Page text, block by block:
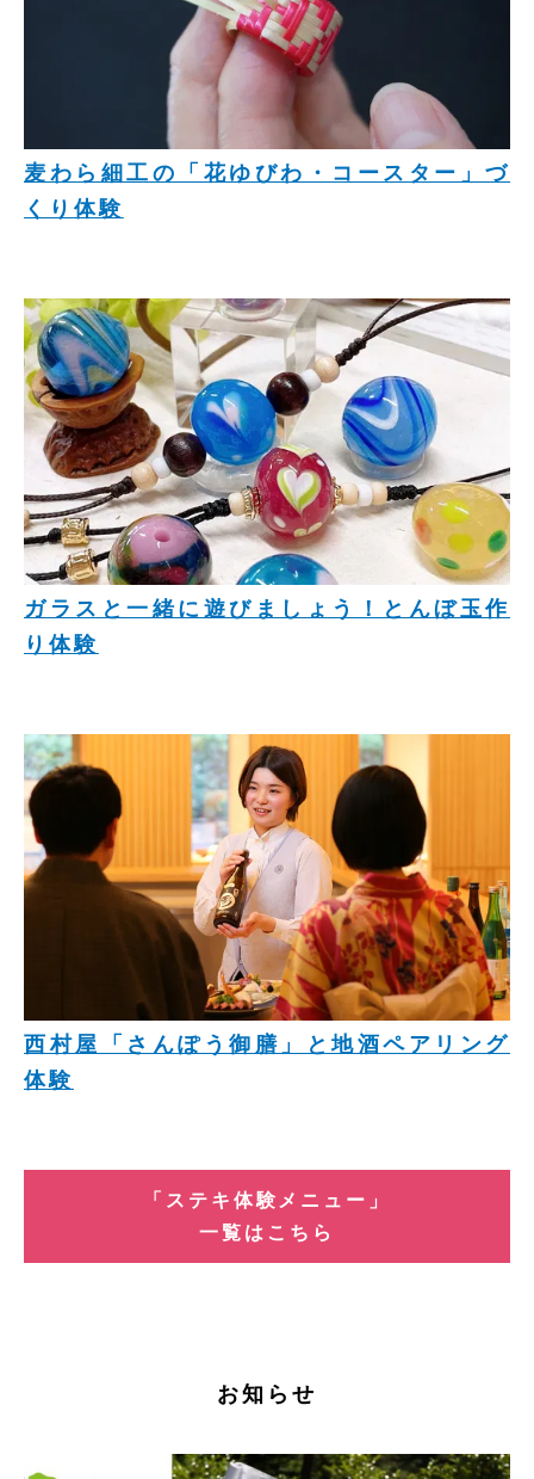
麦わら細工の「花ゆびわ・コースター」づ
くり体験
ガラスと一緒に遊びましょう！とんぼ玉作
り体験
西村屋「さんぽう御膳」と地酒ペアリング
体験
「ステキ体験メニュー」
一覧はこちら
お知らせ